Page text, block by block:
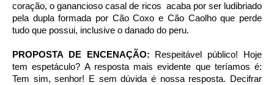
coração, o ganancioso casal de ricos acaba por ser ludibriado
pela dupla formada por Cão Coxo e Cão Caolho que perde
tudo que possui, inclusive o danado do peru.
PROPOSTA DE ENCENAÇÃO: Respeitável público! Hoje
tem espetáculo? A resposta mais evidente que teríamos é:
Tem sim, senhor! E sem dúvida é nossa resposta. Decifrar